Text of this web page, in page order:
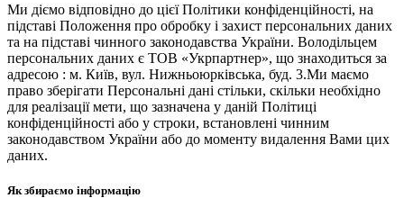
Ми діємо відповідно до цієї Політики конфіденційності, на
підставі Положення про обробку і захист персональних даних
та на підставі чинного законодавства України. Володільцем
персональних даних є ТОВ «Укрпартнер», що знаходиться за
адресою : м. Київ, вул. Нижньоюркiвська, буд. 3.Ми маємо
право зберігати Персональні дані стільки, скільки необхідно
для реалізації мети, що зазначена у даній Політиці
конфіденційності або у строки, встановлені чинним
законодавством України або до моменту видалення Вами цих
даних.
Як збираємо інформацію